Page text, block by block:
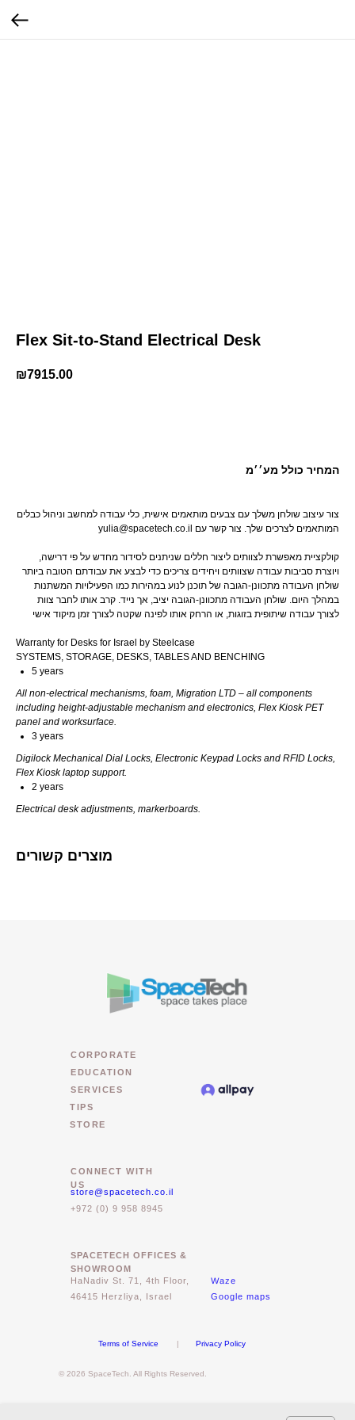
Flex Sit-to-Stand Electrical Desk
₪7915.00
המחיר כולל מע׳׳מ
צור עיצוב שולחן משלך עם צבעים מותאמים אישית, כלי עבודה למחשב וניהול כבלים
yulia@spacetech.co.il המותאמים לצרכים שלך. צור קשר עם
קולקציית מאפשרת לצוותים ליצור חללים שניתנים לסידור מחדש על פי דרישה,
ויוצרת סביבות עבודה שצוותים ויחידים צריכים כדי לבצע את עבודתם הטובה ביותר
שולחן העבודה מתכוונן-הגובה של תוכנן לנוע במהירות כמו הפעילויות המשתנות
במהלך היום. שולחן העבודה מתכוונן-הגובה יציב, אך נייד. קרב אותו לחבר צוות
לצורך עבודה שיתופית בזוגות, או הרחק אותו לפינה שקטה לצורך זמן מיקוד אישי
Warranty for Desks for Israel by Steelcase
SYSTEMS, STORAGE, DESKS, TABLES AND BENCHING
5 years
All non-electrical mechanisms, foam, Migration LTD – all components
including height-adjustable mechanism and electronics, Flex Kiosk PET
panel and worksurface.
3 years
Digilock Mechanical Dial Locks, Electronic Keypad Locks and RFID Locks,
Flex Kiosk laptop support.
2 years
Electrical desk adjustments, markerboards.
מוצרים קשורים
© 2026 SpaceTech. All Rights Reserved.
TIPS
STORE
CONNECT WITH
US
store@spacetech.co.il
+972 (0) 9 958 8945
HaNadiv St. 71, 4th Floor,
46415 Herzliya, Israel
Waze
Google maps
SPACETECH OFFICES &
SHOWROOM
SERVICES
CORPORATE
EDUCATION
Terms of Service Privacy Policy
|